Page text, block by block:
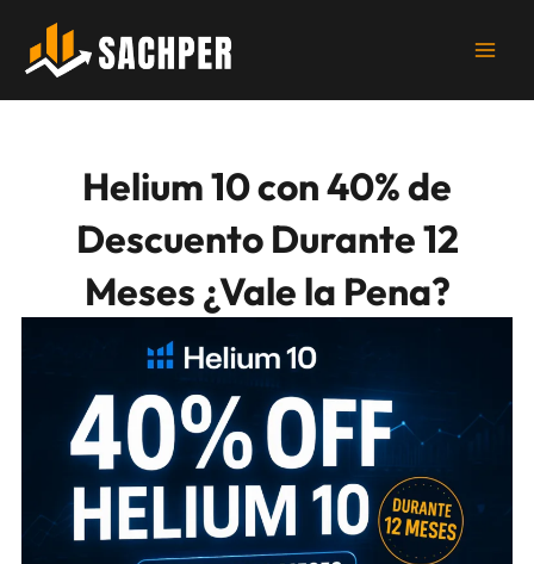
contenido
Helium 10 con 40% de
Descuento Durante 12
Meses ¿Vale la Pena?